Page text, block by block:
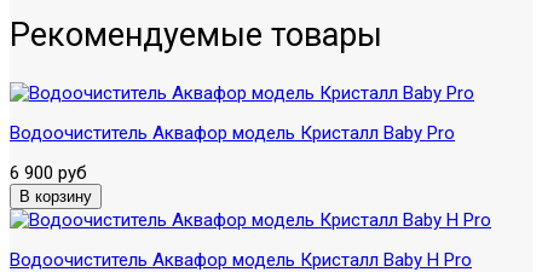
Рекомендуемые товары
Водоочиститель Аквафор модель Кристалл Baby Pro
6 900 руб
Водоочиститель Аквафор модель Кристалл Baby H Pro